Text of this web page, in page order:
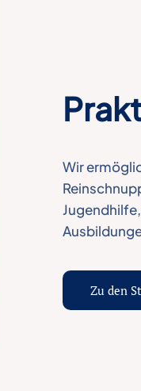
Wir
Zu den